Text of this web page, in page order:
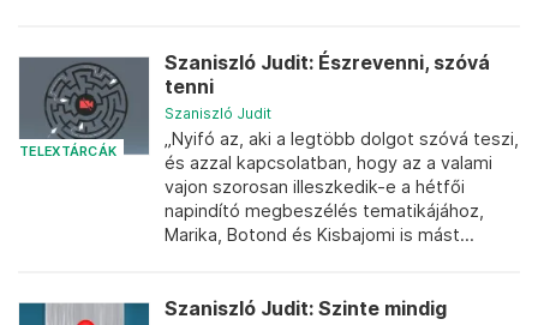
TELEXTÁRCÁK
Szaniszló Judit: Észrevenni, szóvá
tenni
Szaniszló Judit
„Nyifó az, aki a legtöbb dolgot szóvá teszi,
és azzal kapcsolatban, hogy az a valami
vajon szorosan illeszkedik-e a hétfői
napindító megbeszélés tematikájához,
Marika, Botond és Kisbajomi is mást...
Szaniszló Judit: Szinte mindig